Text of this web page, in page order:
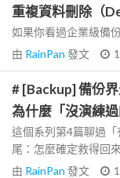
重複資料刪除（
如果你看過企業級備
由 RainPan 發文
# [Backup] 備份
為什麼「沒演練
這個系列第4篇聊過
尾：怎麼確定救得回
由 RainPan 發文